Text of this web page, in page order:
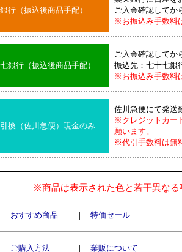
行（振込後商品手配）
ご入金確認してか
※お振込み手数料
銀行（振込後商品手配）
ご入金確認してか
振込先：七十七銀
※お振込み手数料
換（佐川急便）現金のみ
佐川急便にて発送
※クレジットカー
願います。
※代引手数料は無
※商品は表示された色と若干異な
おすすめ商品 ｜ 特価セール
ご購入方法 ｜ 業販について